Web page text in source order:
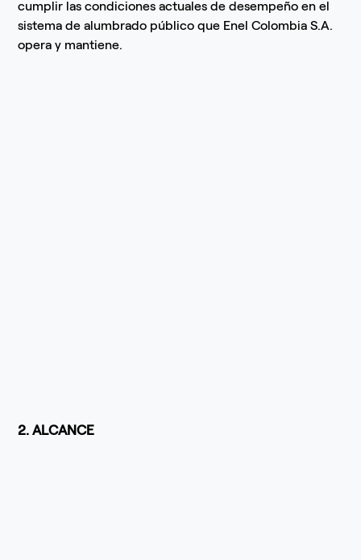
cumplir las condiciones actuales de desempeño en el
sistema de alumbrado público que Enel Colombia S.A.
opera y mantiene.
2. ALCANCE